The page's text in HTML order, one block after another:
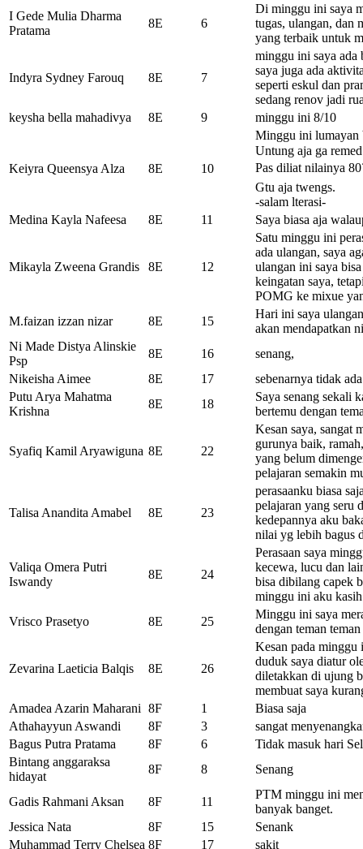
I Gede Mulia Dharma
Pratama
8E 6
Di minggu ini saya
tugas, ulangan, dan
yang terbaik untuk
Indyra Sydney Farouq 8E 7
minggu ini saya ada
saya juga ada
seperti eskul dan
sedang renov jadi
keysha bella mahadivya
8E 9 minggu ini 8/10
Keiyra Queensya Alza 8E 10
Minggu ini
Untung aja ga
Pas diliat nilainya
Gtu aja twengs.
-salam lterasi-
Medina Kayla Nafeesa
8E 11 Saya biasa aja
Mikayla Zweena Grandis 8E 12
Satu minggu ini
ada ulangan, saya
ulangan ini saya
keingatan saya,
POMG ke mixue
M.faizan izzan nizar
8E 15
Hari ini saya
akan mendapatkan
Ni Made Distya Alinskie
Psp
8E 16
senang,
Nikeisha Aimee
8E 17
sebenarnya tidak
Putu Arya Mahatma
Krishna
8E 18
Saya senang sekali
bertemu dengan
Syafiq Kamil Aryawiguna 8E 22
Kesan saya, sangat
gurunya baik,
yang belum
pelajaran semakin
Talisa Anandita Amabel 8E 23
perasaanku biasa
pelajaran yang seru
kedepannya aku
nilai yg lebih bagus
Valiqa Omera Putri
Iswandy
8E 24
Perasaan saya
kecewa, lucu dan
bisa dibilang capek
minggu ini aku
Vrisco Prasetyo
8E 25
Minggu ini saya
dengan teman
Zevarina Laeticia Balqis 8E 26
Kesan pada minggu
duduk saya diatur
diletakkan di ujung
membuat saya
Amadea Azarin Maharani 8F 1
Biasa saja
Athahayyun Aswandi
8F 3
sangat
Bagus Putra Pratama
8F 6
Tidak masuk hari
Bintang anggaraksa
hidayat
8F 8 Senang
Gadis Rahmani Aksan 8F 11
PTM minggu ini
banyak banget.
Jessica Nata
8F 15
Senank
Muhammad Terry Chelsea 8F 17 sakit